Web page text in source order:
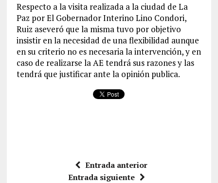
Respecto a la visita realizada a la ciudad de La
Paz por El Gobernador Interino Lino Condori,
Ruiz aseveró que la misma tuvo por objetivo
insistir en la necesidad de una flexibilidad aunque
en su criterio no es necesaria la intervención, y en
caso de realizarse la AE tendrá sus razones y las
tendrá que justificar ante la opinión publica.
Entrada anterior
Entrada siguiente